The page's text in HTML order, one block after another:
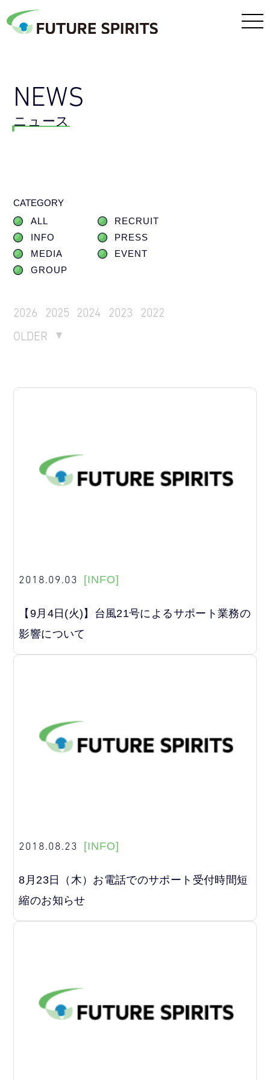
NEWS
ニュース
CATEGORY
ALL
RECRUIT
INFO
PRESS
MEDIA
EVENT
GROUP
2026 2025 2024 2023
2022
OLDER
2018.09.03 [INFO]
【9月4日(火)】台風21号によるサポート業務の
影響について
2018.08.23 [INFO]
8月23日（木）お電話でのサポート受付時間短
縮のお知らせ